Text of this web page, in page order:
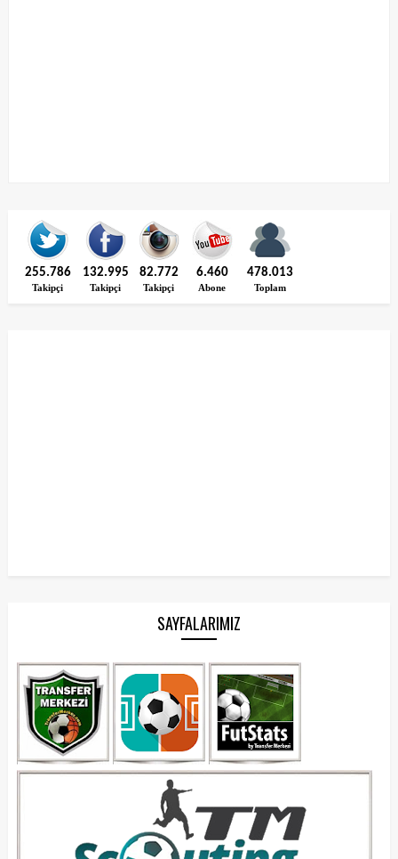
255.786
Takipçi
132.995
Takipçi
82.772
Takipçi
6.460
Abone
478.013
Toplam
SAYFALARIMIZ